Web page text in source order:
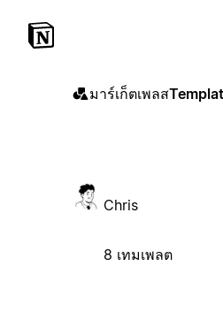
มาร์เก็ตเพลส
Chris
8 เทมเพลต